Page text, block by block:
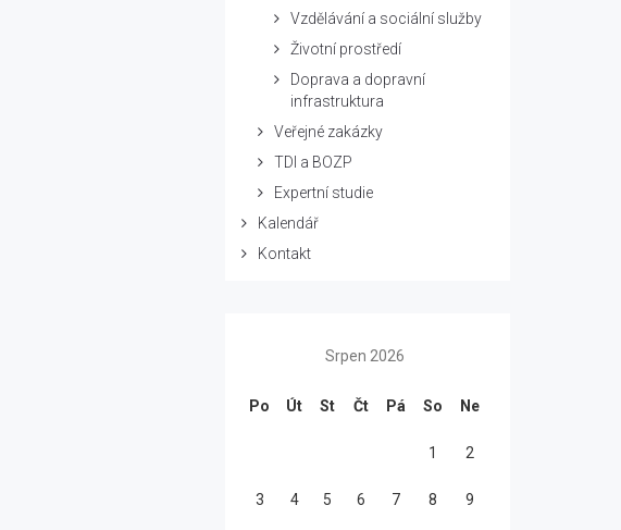
Vzdělávání a sociální služby
Životní prostředí
Doprava a dopravní
infrastruktura
Veřejné zakázky
TDI a BOZP
Expertní studie
Kalendář
Kontakt
Srpen 2026
Po Út St Čt Pá So Ne
1 2
3 4 5 6 7 8 9